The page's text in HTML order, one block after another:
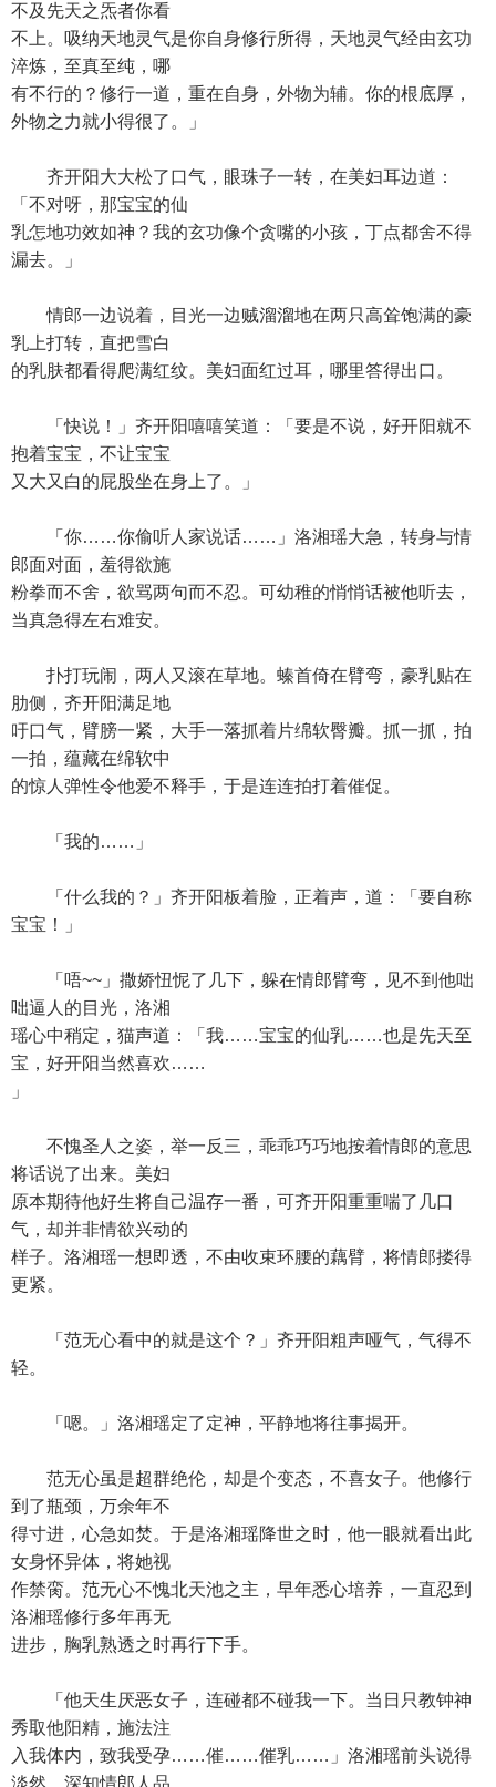
不及先天之炁者你看
不上。吸纳天地灵气是你自身修行所得，天地灵气经由玄功
淬炼，至真至纯，哪
有不行的？修行一道，重在自身，外物为辅。你的根底厚，
外物之力就小得很了。」
齐开阳大大松了口气，眼珠子一转，在美妇耳边道：
「不对呀，那宝宝的仙
乳怎地功效如神？我的玄功像个贪嘴的小孩，丁点都舍不得
漏去。」
情郎一边说着，目光一边贼溜溜地在两只高耸饱满的豪
乳上打转，直把雪白
的乳肤都看得爬满红纹。美妇面红过耳，哪里答得出口。
「快说！」齐开阳嘻嘻笑道：「要是不说，好开阳就不
抱着宝宝，不让宝宝
又大又白的屁股坐在身上了。」
「你……你偷听人家说话……」洛湘瑶大急，转身与情
郎面对面，羞得欲施
粉拳而不舍，欲骂两句而不忍。可幼稚的悄悄话被他听去，
当真急得左右难安。
扑打玩闹，两人又滚在草地。螓首倚在臂弯，豪乳贴在
肋侧，齐开阳满足地
吁口气，臂膀一紧，大手一落抓着片绵软臀瓣。抓一抓，拍
一拍，蕴藏在绵软中
的惊人弹性令他爱不释手，于是连连拍打着催促。
「我的……」
「什么我的？」齐开阳板着脸，正着声，道：「要自称
宝宝！」
「唔~~」撒娇忸怩了几下，躲在情郎臂弯，见不到他咄
咄逼人的目光，洛湘
瑶心中稍定，猫声道：「我……宝宝的仙乳……也是先天至
宝，好开阳当然喜欢……
」
不愧圣人之姿，举一反三，乖乖巧巧地按着情郎的意思
将话说了出来。美妇
原本期待他好生将自己温存一番，可齐开阳重重喘了几口
气，却并非情欲兴动的
样子。洛湘瑶一想即透，不由收束环腰的藕臂，将情郎搂得
更紧。
「范无心看中的就是这个？」齐开阳粗声哑气，气得不
轻。
「嗯。」洛湘瑶定了定神，平静地将往事揭开。
范无心虽是超群绝伦，却是个变态，不喜女子。他修行
到了瓶颈，万余年不
得寸进，心急如焚。于是洛湘瑶降世之时，他一眼就看出此
女身怀异体，将她视
作禁脔。范无心不愧北天池之主，早年悉心培养，一直忍到
洛湘瑶修行多年再无
进步，胸乳熟透之时再行下手。
「他天生厌恶女子，连碰都不碰我一下。当日只教钟神
秀取他阳精，施法注
入我体内，致我受孕……催……催乳……」洛湘瑶前头说得
淡然，深知情郎人品